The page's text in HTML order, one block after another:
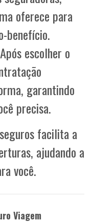
oferece para
benefício.
escolher o
garantindo
precisa.
facilita a
ajudando a
você.
Viagem